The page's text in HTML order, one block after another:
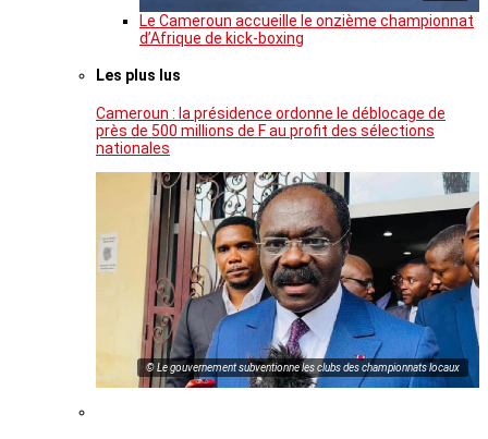
Le Cameroun accueille le onzième championnat
d’Afrique de kick-boxing
Les plus lus
Cameroun : la présidence ordonne le déblocage de
près de 500 millions de F au profit des sélections
nationales
© Le gouvernement subventionne les clubs des championnats locaux